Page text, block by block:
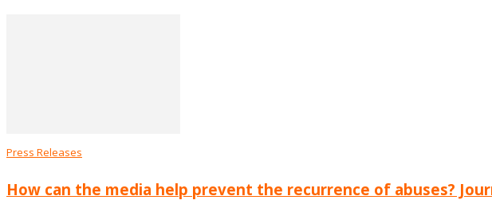
Press Releases
How can the media help prevent the recurrence of abuses?